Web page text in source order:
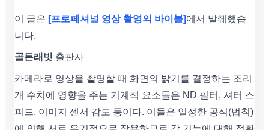
이 글은 [프로페셔널 영상 촬영의 바이블]에서 발췌했습
니다.
골든래빗 출판사
카메라로 영상을 촬영할 때 화면의 밝기를 결정하는 조리
개 수치에 영향을 주는 기계적 요소들은 ND 필터, 셔터 스
피드, 이미지 센서 감도 등이다. 이들은 일정한 공식(법칙)